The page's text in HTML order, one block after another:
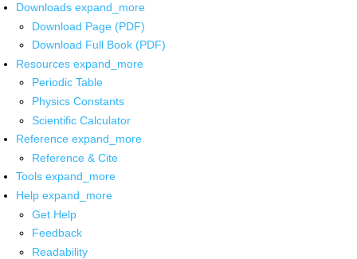
Downloads expand_more
Download Page (PDF)
Download Full Book (PDF)
Resources expand_more
Periodic Table
Physics Constants
Scientific Calculator
Reference expand_more
Reference & Cite
Tools expand_more
Help expand_more
Get Help
Feedback
Readability